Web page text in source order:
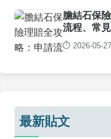
膽結石保
流程、常
⏱️ 2026-05-27
最新貼文